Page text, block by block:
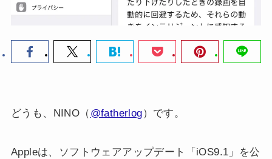
どうも、NINO（ @fatherlog）です。
Appleは、ソフトウェアアップデート「iOS9.1」を公